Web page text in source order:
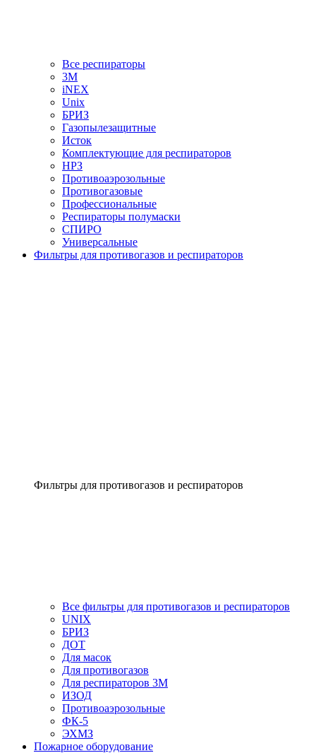
Все респираторы
3М
iNEX
Unix
БРИЗ
Газопылезащитные
Исток
Комплектующие для респираторов
НРЗ
Противоаэрозольные
Противогазовые
Профессиональные
Респираторы полумаски
СПИРО
Универсальные
Фильтры для противогазов и респираторов
Фильтры для противогазов и респираторов
Все фильтры для противогазов и респираторов
UNIX
БРИЗ
ДОТ
Для масок
Для противогазов
Для респираторов 3М
ИЗОД
Противоаэрозольные
ФК-5
ЭХМЗ
Пожарное оборудование